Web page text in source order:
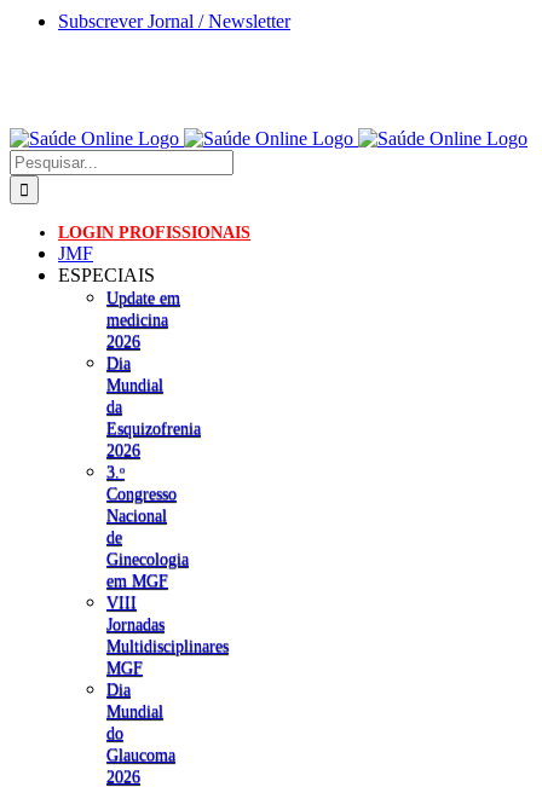
Skip
Subscrever Jornal / Newsletter
Pesquisar
LOGIN PROFISSIONAIS
JMF
ESPECIAIS
Update em
medicina
2026
Dia
Mundial
da
Esquizofrenia
2026
3.ᵒ
Congresso
Nacional
de
Ginecologia
em MGF
VIII
Jornadas
Multidisciplinares
MGF
Dia
Mundial
do
Glaucoma
2026